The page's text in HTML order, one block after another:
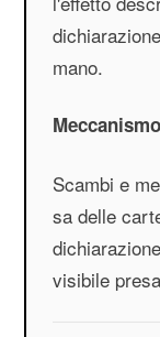
mano.
Scambi e
sa delle
visibile